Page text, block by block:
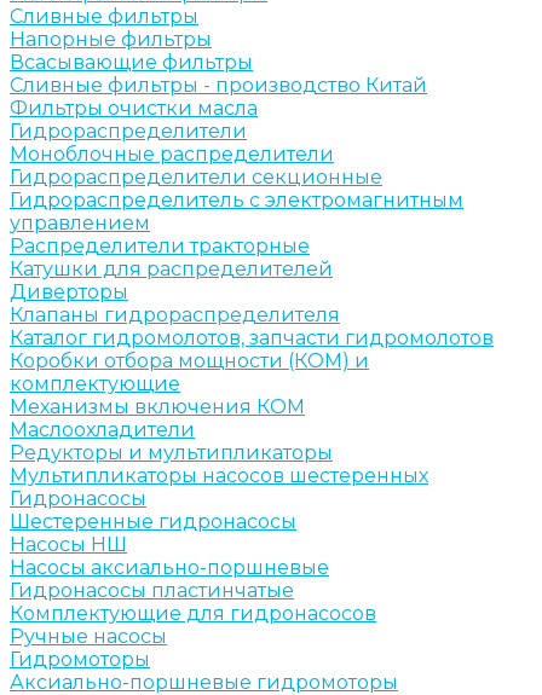
Сливные фильтры
Напорные фильтры
Всасывающие фильтры
Сливные фильтры - производство Китай
Фильтры очистки масла
Гидрораспределители
Моноблочные распределители
Гидрораспределители секционные
Гидрораспределитель с электромагнитным
управлением
Распределители тракторные
Катушки для распределителей
Диверторы
Клапаны гидрораспределителя
Каталог гидромолотов, запчасти гидромолотов
Коробки отбора мощности (КОМ) и
комплектующие
Механизмы включения КОМ
Маслоохладители
Редукторы и мультипликаторы
Мультипликаторы насосов шестеренных
Гидронасосы
Шестеренные гидронасосы
Насосы НШ
Насосы аксиально-поршневые
Гидронасосы пластинчатые
Комплектующие для гидронасосов
Ручные насосы
Гидромоторы
Аксиально-поршневые гидромоторы